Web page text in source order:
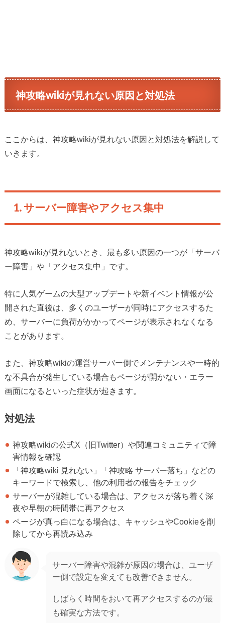
神攻略wikiが見れない原因と対処法
ここからは、神攻略wikiが見れない原因と対処法を解説して
いきます。
1. サーバー障害やアクセス集中
神攻略wikiが見れないとき、最も多い原因の一つが「サーバ
ー障害」や「アクセス集中」です。
特に人気ゲームの大型アップデートや新イベント情報が公
開された直後は、多くのユーザーが同時にアクセスするた
め、サーバーに負荷がかかってページが表示されなくなる
ことがあります。
また、神攻略wikiの運営サーバー側でメンテナンスや一時的
な不具合が発生している場合もページが開かない・エラー
画面になるといった症状が起きます。
対処法
神攻略wikiの公式X（旧Twitter）や関連コミュニティで障
害情報を確認
「神攻略wiki 見れない」「神攻略 サーバー落ち」などの
キーワードで検索し、他の利用者の報告をチェック
サーバーが混雑している場合は、アクセスが落ち着く深
夜や早朝の時間帯に再アクセス
ページが真っ白になる場合は、キャッシュやCookieを削
除してから再読み込み
サーバー障害や混雑が原因の場合は、ユーザ
ー側で設定を変えても改善できません。
しばらく時間をおいて再アクセスするのが最
も確実な方法です。